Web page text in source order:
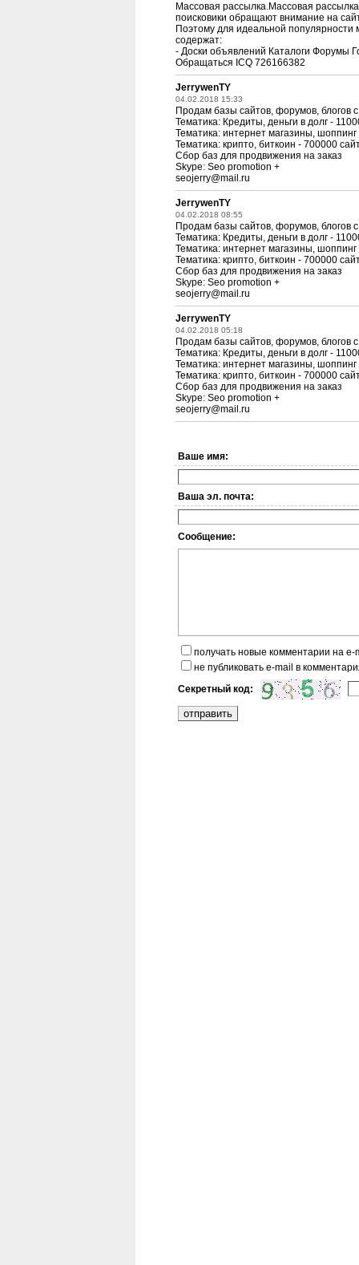
Массовая рассылка.Массовая
поисковики обращают внимание на
Поэтому для идеальной популярности
содержат:
- Доски объявлений Каталоги Форумы
Обращаться ICQ 726166382
JerrywenTY
04.02.2018 15:33
Продам базы сайтов, форумов, блогов
Тематика: Кредиты, деньги в долг -
Тематика: интернет магазины,
Тематика: крипто, биткоин - 700000
Сбор баз для продвижения на заказ
Skype: Seo promotion +
seojerry@mail.ru
JerrywenTY
04.02.2018 08:55
Продам базы сайтов, форумов, блогов
Тематика: Кредиты, деньги в долг -
Тематика: интернет магазины,
Тематика: крипто, биткоин - 700000
Сбор баз для продвижения на заказ
Skype: Seo promotion +
seojerry@mail.ru
JerrywenTY
04.02.2018 05:18
Продам базы сайтов, форумов, блогов
Тематика: Кредиты, деньги в долг -
Тематика: интернет магазины,
Тематика: крипто, биткоин - 700000
Сбор баз для продвижения на заказ
Skype: Seo promotion +
seojerry@mail.ru
Ваше имя:
Ваша эл. почта:
Сообщение:
получать новые комментарии на e-
не публиковать e-mail в
Секретный код: